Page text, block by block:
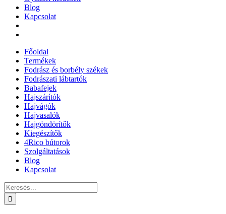
Blog
Kapcsolat
Főoldal
Termékek
Fodrász és borbély székek
Fodrászati lábtartók
Babafejek
Hajszárítók
Hajvágók
Hajvasalók
Hajgöndörítők
Kiegészítők
4Rico bútorok
Szolgáltatások
Blog
Kapcsolat
Keresés...